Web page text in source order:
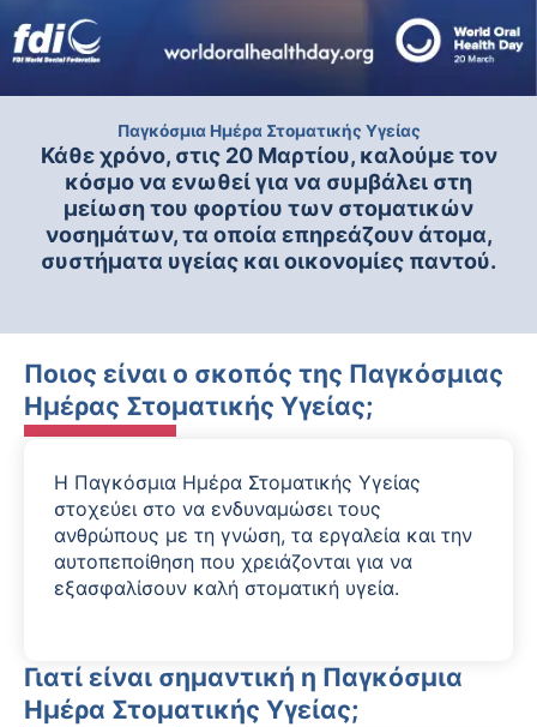
Παγκόσμια Ημέρα Στοματικής Υγείας
Κάθε χρόνο, στις 20 Μαρτίου, καλούμε τον
κόσμο να ενωθεί για να συμβάλει στη
μείωση του φορτίου των στοματικών
νοσημάτων, τα οποία επηρεάζουν άτομα,
συστήματα υγείας και οικονομίες παντού.
Ποιος είναι ο σκοπός της Παγκόσμιας
Ημέρας Στοματικής Υγείας;
Η Παγκόσμια Ημέρα Στοματικής Υγείας
στοχεύει στο να ενδυναμώσει τους
ανθρώπους με τη γνώση, τα εργαλεία και την
αυτοπεποίθηση που χρειάζονται για να
εξασφαλίσουν καλή στοματική υγεία.
Γιατί είναι σημαντική η Παγκόσμια
Ημέρα Στοματικής Υγείας;